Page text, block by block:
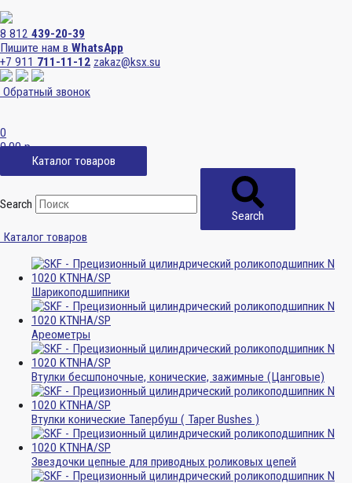
8 812 439-20-39
Пишите нам в WhatsApp
+7 911 711-11-12 zakaz@ksx.su
Обратный звонок
0
0,00р.
Каталог товаров
Search
Search
Каталог товаров
Шарикоподшипники
Ареометры
Втулки бесшпоночные, конические, зажимные (Цанговые)
Втулки конические Тапербуш ( Taper Bushes )
Звездочки цепные для приводных роликовых цепей